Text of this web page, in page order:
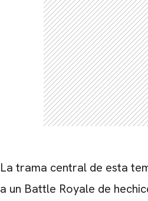
La trama central de esta
a un Battle Royale de